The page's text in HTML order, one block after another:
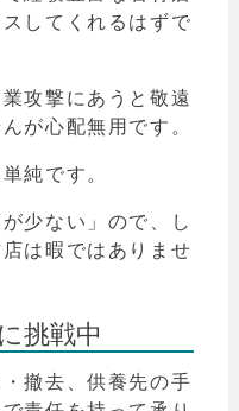
してくれるはずで
攻撃にあうと敬遠
が心配無用です。
純です。
少ない」ので、し
は暇ではありませ
挑戦中
撤去、供養先の手